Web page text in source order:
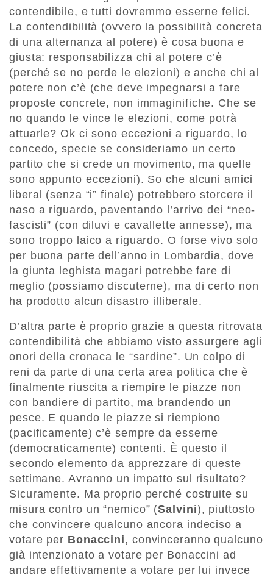
contendibile, e tutti dovremmo esserne felici.
La contendibilità (ovvero la possibilità concreta
di una alternanza al potere) è cosa buona e
giusta: responsabilizza chi al potere c’è
(perché se no perde le elezioni) e anche chi al
potere non c’è (che deve impegnarsi a fare
proposte concrete, non immaginifiche. Che se
no quando le vince le elezioni, come potrà
attuarle? Ok ci sono eccezioni a riguardo, lo
concedo, specie se consideriamo un certo
partito che si crede un movimento, ma quelle
sono appunto eccezioni). So che alcuni amici
liberal (senza “i” finale) potrebbero storcere il
naso a riguardo, paventando l’arrivo dei “neo-
fascisti” (con diluvi e cavallette annesse), ma
sono troppo laico a riguardo. O forse vivo solo
per buona parte dell’anno in Lombardia, dove
la giunta leghista magari potrebbe fare di
meglio (possiamo discuterne), ma di certo non
ha prodotto alcun disastro illiberale.
D’altra parte è proprio grazie a questa ritrovata
contendibilità che abbiamo visto assurgere agli
onori della cronaca le “sardine”. Un colpo di
reni da parte di una certa area politica che è
finalmente riuscita a riempire le piazze non
con bandiere di partito, ma brandendo un
pesce. E quando le piazze si riempiono
(pacificamente) c’è sempre da esserne
(democraticamente) contenti. È questo il
secondo elemento da apprezzare di queste
settimane. Avranno un impatto sul risultato?
Sicuramente. Ma proprio perché costruite su
misura contro un “nemico” (Salvini), piuttosto
che convincere qualcuno ancora indeciso a
votare per Bonaccini, convinceranno qualcuno
già intenzionato a votare per Bonaccini ad
andare effettivamente a votare per lui invece